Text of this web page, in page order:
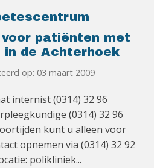
patiënten met
in de Achterhoek
op: 03 maart 2009
internist (0314) 32 96
(0314) 32 96
kunt u alleen voor
opnemen via (0314) 32 92
polikliniek...